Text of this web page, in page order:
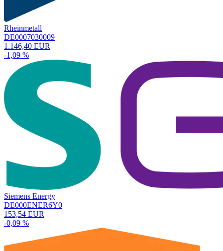
Rheinmetall
DE0007030009
1.146,40 EUR
-1,09 %
Siemens Energy
DE000ENER6Y0
153,54 EUR
-0,09 %